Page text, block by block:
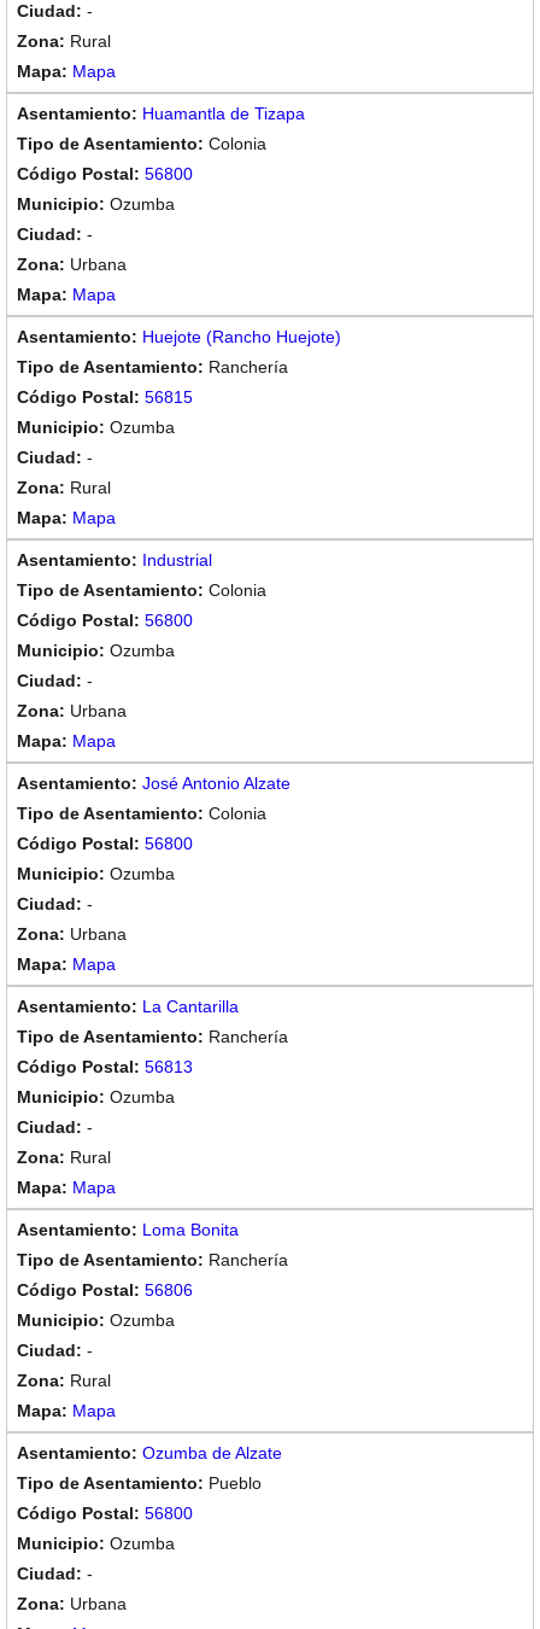
-
Rural
Mapa
Huamantla de Tizapa
Colonia
56800
Ozumba
-
Urbana
Mapa
Huejote (Rancho Huejote)
Ranchería
56815
Ozumba
-
Rural
Mapa
Industrial
Colonia
56800
Ozumba
-
Urbana
Mapa
José Antonio Alzate
Colonia
56800
Ozumba
-
Urbana
Mapa
La Cantarilla
Ranchería
56813
Ozumba
-
Rural
Mapa
Loma Bonita
Ranchería
56806
Ozumba
-
Rural
Mapa
Ozumba de Alzate
Pueblo
56800
Ozumba
-
Urbana